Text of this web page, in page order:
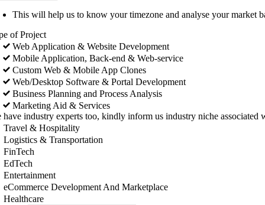
This will help us to know your timezone and analyse your market
of Project
Web Application & Website Development
Mobile Application, Back-end & Web-service
Custom Web & Mobile App Clones
Web/Desktop Software & Portal Development
Business Planning and Process Analysis
Marketing Aid & Services
have industry experts too, kindly inform us industry niche associated
Travel & Hospitality
Logistics & Transportation
FinTech
EdTech
Entertainment
eCommerce Development And Marketplace
Healthcare